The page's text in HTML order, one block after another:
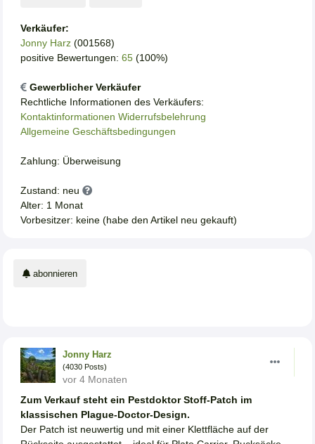
Verkäufer:
Jonny Harz (001568)
positive Bewertungen: 65 (100%)
Gewerblicher Verkäufer
Rechtliche Informationen des Verkäufers:
Kontaktinformationen Widerrufsbelehrung
Allgemeine Geschäftsbedingungen
Zahlung: Überweisung
Zustand: neu
Alter: 1 Monat
Vorbesitzer: keine (habe den Artikel neu gekauft)
abonnieren
Jonny Harz
(4030 Posts)
vor 4 Monaten
Zum Verkauf steht ein Pestdoktor Stoff-Patch im
klassischen Plague-Doctor-Design.
Der Patch ist neuwertig und mit einer Klettfläche auf der